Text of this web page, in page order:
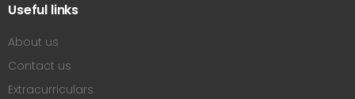
Useful links
About us
Contact us
Extracurriculars